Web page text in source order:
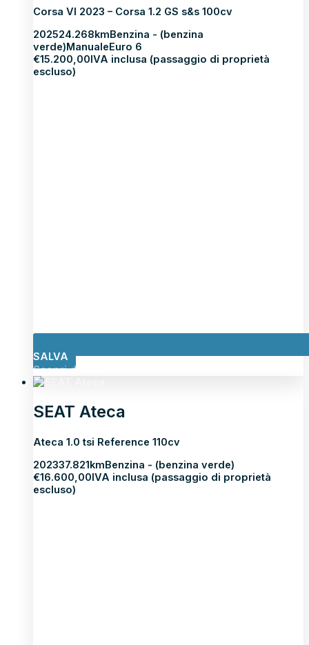
Corsa VI 2023 – Corsa 1.2 GS s&s 100cv
202524.268kmBenzina - (benzina
verde)ManualeEuro 6
€15.200,00IVA inclusa (passaggio di proprietà
escluso)
SALVA
Scopri di più
SEAT Ateca
Ateca 1.0 tsi Reference 110cv
202337.821kmBenzina - (benzina verde)
€16.600,00IVA inclusa (passaggio di proprietà
escluso)